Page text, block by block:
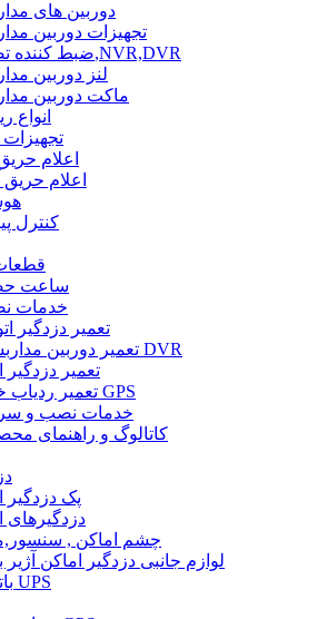
دوربین های
تجهیزات دوربین
ضبط کننده تصاویر,NVR,DVR
لنز دوربین
ماکت دوربین
انواع
اعلام
اعلام حریق
کنترل
ساعت
خدمات
تعمیر دزدگیر
تعمیر دوربین مداربسته و DVR
تعمیر دزدگیر
تعمیر ردیاب خودرو GPS
خدمات نصب و
کاتالوگ و راهنمای
پک دزدگیر
دزدگیرهای
چشم اماکن ,
لوازم جانبی دزدگیر اماکن آژیر
باتری و UPS